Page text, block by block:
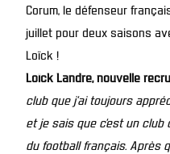
Corum, le défenseur
juillet pour deux saisons
Loïck !
Loïck Landre, nouvelle
club que j’ai toujours
et je sais que c’est un
du football français. Après